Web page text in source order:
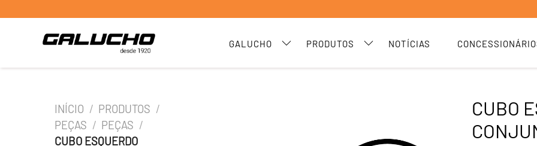
GALUCHO PRODUTOS NOTÍCIAS
INÍCIO / PRODUTOS /
PEÇAS / PEÇAS /
CUBO ESQUERDO
CUBO